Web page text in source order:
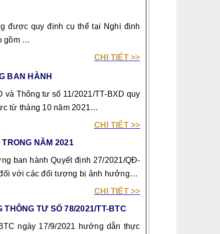
được quy định cụ thể tại Nghị định
gồm …
CHI TIẾT >>
BAN HÀNH
và Thông tư số 11/2021/TT-BXD quy
từ tháng 10 năm 2021…
CHI TIẾT >>
TRONG NĂM 2021
ban hành Quyết định 27/2021/QĐ-
với các đối tượng bị ảnh hưởng…
CHI TIẾT >>
TƯ SỐ 78/2021/TT-BTC
ngày 17/9/2021 hướng dẫn thực